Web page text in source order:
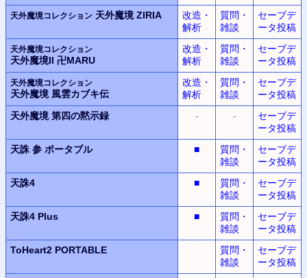
天外魔境コレクション 天外魔境 ZIRIA
改造・
解析
質問・
雑談
セーブデ
ータ投稿
天外魔境コレクション
天外魔境II 卍MARU
改造・
解析
質問・
雑談
セーブデ
ータ投稿
天外魔境コレクション
天外魔境 風雲カブキ伝
改造・
解析
質問・
雑談
セーブデ
ータ投稿
天外魔境 第四の黙示録 - -
セーブデ
ータ投稿
天誅 参 ポータブル
■
質問・
雑談
セーブデ
ータ投稿
天誅4
■
質問・
雑談
セーブデ
ータ投稿
天誅4 Plus
■
質問・
雑談
セーブデ
ータ投稿
ToHeart2 PORTABLE
質問・
雑談
セーブデ
ータ投稿